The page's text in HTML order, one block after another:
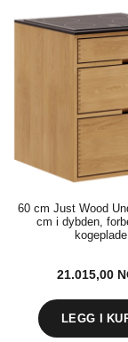
Just Wood
bredden og fra 40 til
60 cm Just Wood
cm i dybden,
kogeplade
21.015,00